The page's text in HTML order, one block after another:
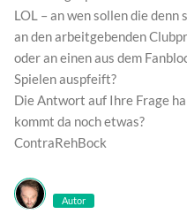
LOL – an wen sollen die
an den arbeitgebenden
oder an einen aus dem
Spielen auspfeift?
Die Antwort auf Ihre Frage
kommt da noch etwas?
ContraRehBock
Autor